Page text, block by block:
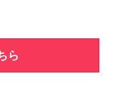
ら